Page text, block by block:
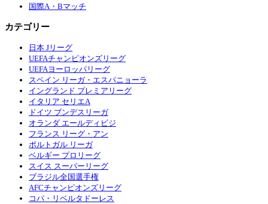
国際A・Bマッチ
カテゴリー
日本 Jリーグ
UEFAチャンピオンズリーグ
UEFAヨーロッパリーグ
スペイン リーガ・エスパニョーラ
イングランド プレミアリーグ
イタリア セリエA
ドイツ ブンデスリーガ
オランダ エールディビジ
フランス リーグ・アン
ポルトガル リーガ
ベルギー プロリーグ
スイス スーパーリーグ
ブラジル全国選手権
AFCチャンピオンズリーグ
コパ・リベルタドーレス